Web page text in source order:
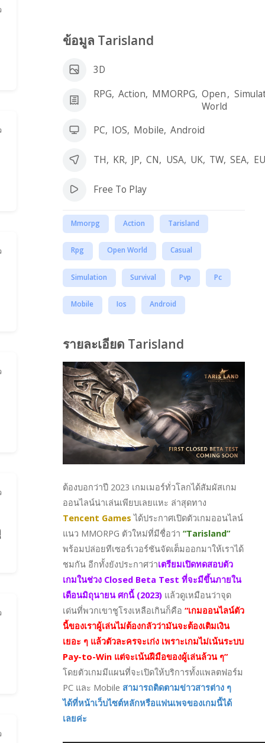
ข้อมูล Tarisland
3D
RPG, Action, MMORPG, Open
World
,
PC, IOS, Mobile, Android
TH, KR, JP, CN, USA, UK, TW, SEA, EU
Free To Play
Mmorpg Action Tarisland
Rpg Open World Casual
Simulation Survival Pvp Pc
Mobile Ios Android
รายละเอียด Tarisland
ต้องบอกว่าปี 2023 เกมเมอร์ทั่วโลกได้สัมผัสเกม
ออนไลน์น่าเล่นเพียบเลยแหะ ล่าสุดทาง
Tencent Games ได้ประกาศเปิดตัวเกมออนไลน์
แนว MMORPG ตัวใหม่ที่มีชื่อว่า “Tarisland”
พร้อมปล่อยทีเซอร์เวอร์ชันจัดเต็มออกมาให้เราได้
ชมกัน อีกทั้งยังประกาศว่าเตรียมเปิดทดสอบตัว
เกมในช่วง Closed Beta Test ที่จะมีขึ้นภายใน
เดือนมิถุนายน ศกนี้ (2023)แล้วดูเหมือนว่าจุด
เด่นที่พวกเขาชูโรงเหลือเกินก็คือ “เกมออนไลน์ตัว
นี้ของเราผู้เล่นไม่ต้องกลัวว่ามันจะต้องเติมเงิน
เยอะ ๆ แล้วตัวละครจะเก่ง เพราะเกมไม่เน้นระบบ
Pay-to-Win แต่จะเน้นฝีมือของผู้เล่นล้วน ๆ”
โดยตัวเกมมีแผนที่จะเปิดให้บริการทั้งแพลตฟอร์ม
PC และ Mobile สามารถติดตามข่าวสารต่าง ๆ
ได้ที่หน้าเว็บไซต์หลักหรือแฟนเพจของเกมนี้ได้
เลยค่ะ